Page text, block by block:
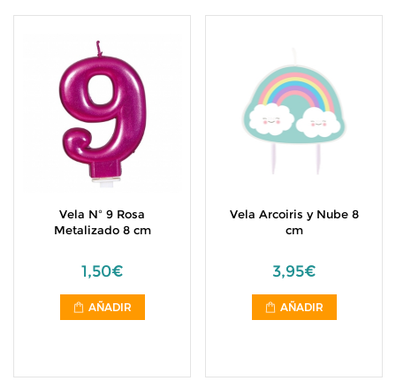
Vela Nº 9 Rosa
Metalizado 8 cm
1,50€
AÑADIR
Vela Arcoiris y Nube 8
cm
3,95€
AÑADIR